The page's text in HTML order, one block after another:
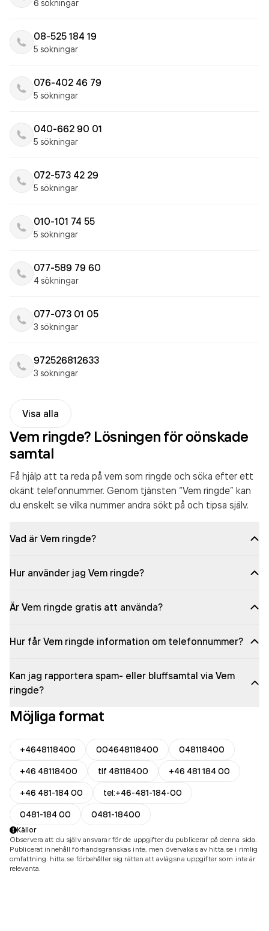
6 sökningar
08-525 184 19
5 sökningar
076-402 46 79
5 sökningar
040-662 90 01
5 sökningar
072-573 42 29
5 sökningar
010-101 74 55
5 sökningar
077-589 79 60
4 sökningar
077-073 01 05
3 sökningar
972526812633
3 sökningar
Visa alla
Vem ringde? Lösningen för oönskade
samtal
Få hjälp att ta reda på vem som ringde och söka efter ett
okänt telefonnummer. Genom tjänsten “Vem ringde” kan
du enskelt se vilka nummer andra sökt på och tipsa själv.
Vad är Vem ringde?
Hur använder jag Vem ringde?
Är Vem ringde gratis att använda?
Hur får Vem ringde information om telefonnummer?
Kan jag rapportera spam- eller bluffsamtal via Vem
ringde?
Möjliga format
+4648118400 004648118400
048118400
+46 48118400
tlf 48118400
+46 481 184 00
+46 481-184 00
tel:+46-481-184-00
0481-184 00
0481-18400
Källor
Observera att du själv ansvarar för de uppgifter du publicerar på denna sida.
Publicerat innehåll förhandsgranskas inte, men övervakas av hitta.se i rimlig
omfattning. hitta.se förbehåller sig rätten att avlägsna uppgifter som inte är
relevanta.